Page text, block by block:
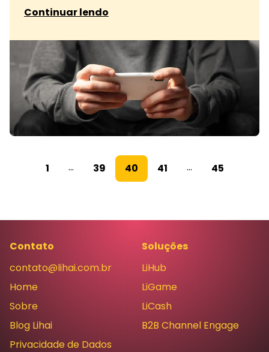
Continuar lendo
1 ... 39 40 41 ... 45
Contato
contato@lihai.com.br
Home
Sobre
Blog Lihai
Privacidade de Dados
Soluções
LiHub
LiGame
LiCash
B2B Channel Engage